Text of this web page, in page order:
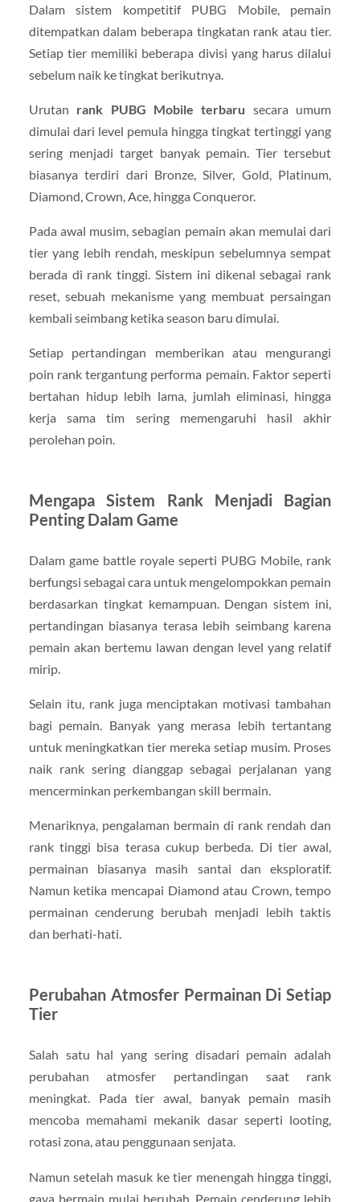
Dalam sistem kompetitif PUBG Mobile, pemain
ditempatkan dalam beberapa tingkatan rank atau tier.
Setiap tier memiliki beberapa divisi yang harus dilalui
sebelum naik ke tingkat berikutnya.
Urutan rank PUBG Mobile terbaru secara umum
dimulai dari level pemula hingga tingkat tertinggi yang
sering menjadi target banyak pemain. Tier tersebut
biasanya terdiri dari Bronze, Silver, Gold, Platinum,
Diamond, Crown, Ace, hingga Conqueror.
Pada awal musim, sebagian pemain akan memulai dari
tier yang lebih rendah, meskipun sebelumnya sempat
berada di rank tinggi. Sistem ini dikenal sebagai rank
reset, sebuah mekanisme yang membuat persaingan
kembali seimbang ketika season baru dimulai.
Setiap pertandingan memberikan atau mengurangi
poin rank tergantung performa pemain. Faktor seperti
bertahan hidup lebih lama, jumlah eliminasi, hingga
kerja sama tim sering memengaruhi hasil akhir
perolehan poin.
Mengapa Sistem Rank Menjadi Bagian
Penting Dalam Game
Dalam game battle royale seperti PUBG Mobile, rank
berfungsi sebagai cara untuk mengelompokkan pemain
berdasarkan tingkat kemampuan. Dengan sistem ini,
pertandingan biasanya terasa lebih seimbang karena
pemain akan bertemu lawan dengan level yang relatif
mirip.
Selain itu, rank juga menciptakan motivasi tambahan
bagi pemain. Banyak yang merasa lebih tertantang
untuk meningkatkan tier mereka setiap musim. Proses
naik rank sering dianggap sebagai perjalanan yang
mencerminkan perkembangan skill bermain.
Menariknya, pengalaman bermain di rank rendah dan
rank tinggi bisa terasa cukup berbeda. Di tier awal,
permainan biasanya masih santai dan eksploratif.
Namun ketika mencapai Diamond atau Crown, tempo
permainan cenderung berubah menjadi lebih taktis
dan berhati-hati.
Perubahan Atmosfer Permainan Di Setiap
Tier
Salah satu hal yang sering disadari pemain adalah
perubahan atmosfer pertandingan saat rank
meningkat. Pada tier awal, banyak pemain masih
mencoba memahami mekanik dasar seperti looting,
rotasi zona, atau penggunaan senjata.
Namun setelah masuk ke tier menengah hingga tinggi,
gaya bermain mulai berubah. Pemain cenderung lebih